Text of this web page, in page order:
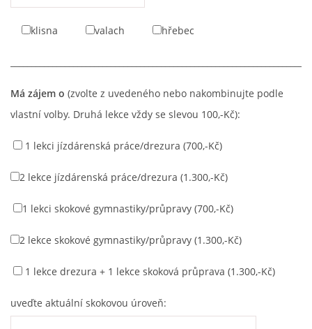
klisna valach hřebec
Má zájem o (zvolte z uvedeného nebo nakombinujte podle
vlastní volby. Druhá lekce vždy se slevou 100,-Kč):
1 lekci jízdárenská práce/drezura (700,-Kč)
2 lekce jízdárenská práce/drezura (1.300,-Kč)
1 lekci skokové gymnastiky/průpravy (700,-Kč)
2 lekce skokové gymnastiky/průpravy (1.300,-Kč)
1 lekce drezura + 1 lekce skoková průprava (1.300,-Kč)
uveďte aktuální skokovou úroveň: